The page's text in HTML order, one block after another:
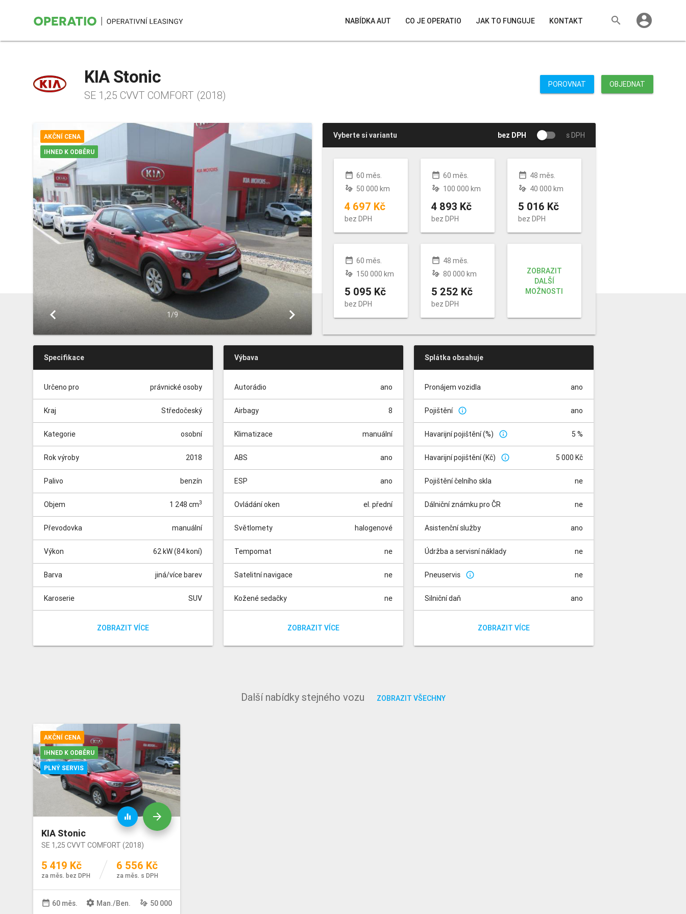
NABÍDKA AUT CO JE OPERATIO JAK TO FUNGUJE KONTAKT search account_circle
KIA Stonic
SE 1,25 CVVT COMFORT (2018)
POROVNAT OBJEDNAT
keyboard_arrow_left 1/9 keyboard_arrow_right
AKČNÍ CENA
IHNED K ODBĚRU
Vyberte si variantu bez DPH s DPH
date_range 60 měs.
gesture 50 000 km
4 697 Kč
bez DPH
date_range 60 měs.
gesture 100 000 km
4 893 Kč
bez DPH
date_range 48 měs.
gesture 40 000 km
5 016 Kč
bez DPH
date_range 60 měs.
gesture 150 000 km
5 095 Kč
bez DPH
date_range 48 měs.
gesture 80 000 km
5 252 Kč
bez DPH
ZOBRAZIT
DALŠÍ
MOŽNOSTI
Specifikace
Určeno pro právnické osoby
Kraj Středočeský
Kategorie osobní
Rok výroby 2018
Palivo benzín
Objem 1 248 cm3
Převodovka manuální
Výkon 62 kW (84 koní)
Barva jiná/více barev
Karoserie SUV
Barva dle dostupnosti skladu| 15" ocelové disky
ZOBRAZIT VÍCE
Výbava
Autorádio ano
Airbagy 8
Klimatizace manuální
ABS ano
ESP ano
Ovládání oken el. přední
Světlomety halogenové
Tempomat ne
Satelitní navigace ne
Kožené sedačky ne
ZOBRAZIT VÍCE
Splátka obsahuje
Pronájem vozidla ano
Pojištění info_outline ano
Havarijní pojištění (%) info_outline 5 %
Havarijní pojištění (Kč) info_outline 5 000 Kč
Pojištění čelního skla ne
Dálniční známku pro ČR ne
Asistenční služby ano
Údržba a servisní náklady ne
Pneuservis info_outline ne
Silniční daň ano
ZOBRAZIT VÍCE
Další nabídky stejného vozu ZOBRAZIT VŠECHNY
KIA Stonic
SE 1,25 CVVT COMFORT (2018)
5 419 Kč
za měs. bez DPH
6 556 Kč
za měs. s DPH
date_range 60 měs. settings Man./Ben. gesture 50 000
arrow_forward
equalizer
AKČNÍ CENA
IHNED K ODBĚRU
PLNÝ SERVIS